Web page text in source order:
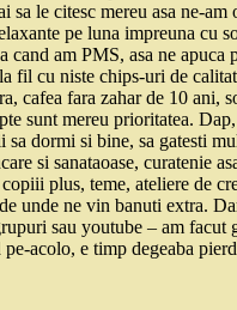
sa le citesc mereu asa ne-am
pe luna impreuna cu
cand am PMS, asa ne apuca
fil cu niste chips-uri de
cafea fara zahar de 10 ani,
sunt mereu prioritatea.
sa dormi si bine, sa gatesti
si sanataoase, curatenie
plus, teme, ateliere de
unde ne vin banuti extra.
sau youtube – am facut
pe-acolo, e timp degeaba